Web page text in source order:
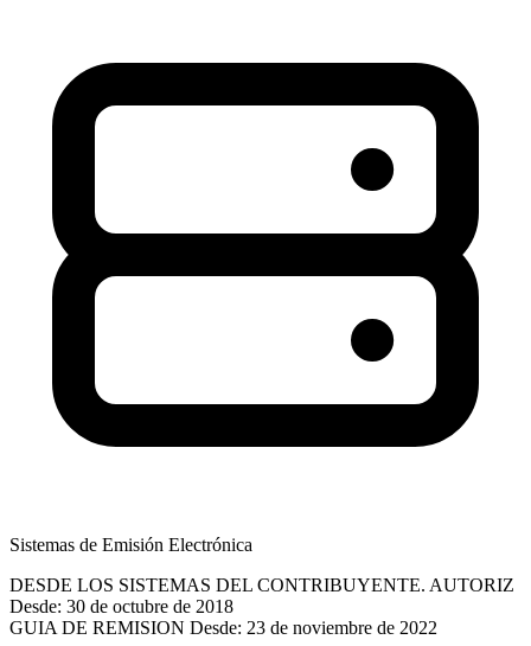
Sistemas de Emisión Electrónica
DESDE LOS SISTEMAS DEL CONTRIBUYENTE. AUTORIZ
Desde: 30 de octubre de 2018
GUIA DE REMISION Desde: 23 de noviembre de 2022